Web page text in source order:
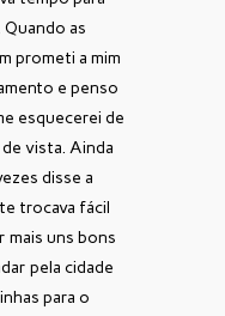
as
prometi a mim
e penso
esquecerei de
vista. Ainda
disse a
trocava fácil
mais uns bons
pela cidade
para o